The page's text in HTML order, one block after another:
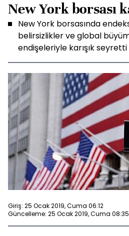
New York borsası
New York borsasında
belirsizlikler ve global
endişeleriyle karışık seyretti
Giriş: 25 Ocak 2019, Cuma 06:12
Güncelleme: 25 Ocak 2019, Cuma 08:35